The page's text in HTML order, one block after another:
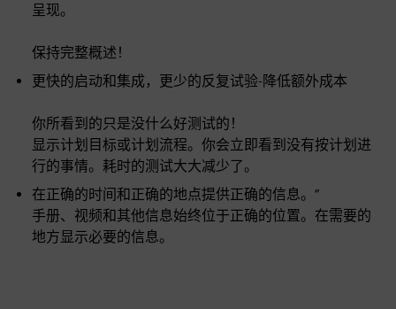
呈现。
保持完整概述！
更快的启动和集成，更少的反复试验-降低额外成本
你所看到的只是没什么好测试的！
显示计划目标或计划流程。你会立即看到没有按计划进
行的事情。耗时的测试大大减少了。
在正确的时间和正确的地点提供正确的信息。”
手册、视频和其他信息始终位于正确的位置。在需要的
地方显示必要的信息。